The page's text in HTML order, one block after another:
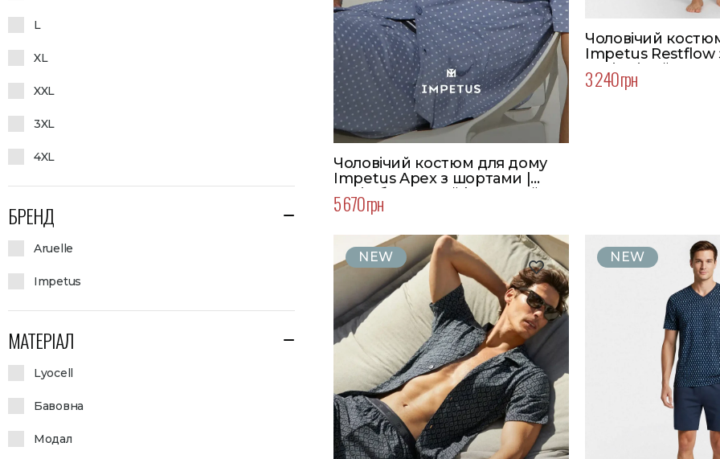
L
XL
XXL
3XL
4XL
БРЕНД
Aruelle
Impetus
МАТЕРІАЛ
Lyocell
Бавовна
Модал
Чоловічий костюм для дому
Impetus Apex з шортами |
Колір блакитний | Великий
розмір
5 670 грн
Чоловічий
Impetus
Колір сірий
3 240 грн
NEW NEW